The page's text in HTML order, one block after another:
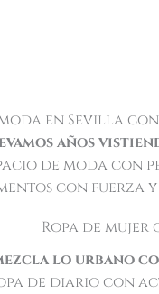
en Sevilla con
años
de moda con
con fuerza
Ropa de
lo urbano
de diario con